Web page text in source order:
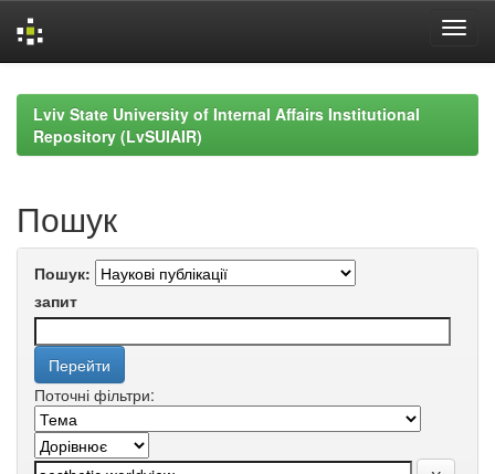
navigationLviv State University of Internal Affairs Institutional
Repository (LvSUIAIR)
Пошук
Пошук:
запит
Поточні фільтри: